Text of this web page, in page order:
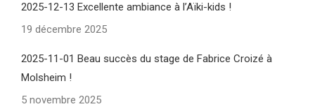
2025-12-13 Excellente ambiance à l’Aïki-kids !
19 décembre 2025
2025-11-01 Beau succès du stage de Fabrice Croizé à
Molsheim !
5 novembre 2025